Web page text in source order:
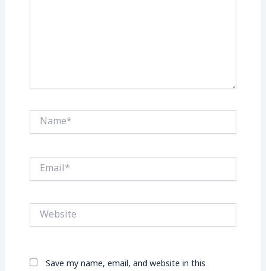
Name*
Email*
Website
Save my name, email, and website in this